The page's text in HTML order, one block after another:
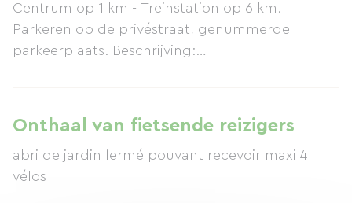
Centrum op 1 km - Treinstation op 6 km.
Parkeren op de privéstraat, genummerde
parkeerplaats. Beschrijving:
kitchenette, toilet. - Eerste verdieping: Badkamer
met bad/douche. Slaapkamer 1: 1
tweepersoonsbed, matras- en
kussenbeschermers, dekbed. Slaapkamer 2: 2
Onthaal van fietsende reizigers
abri de jardin fermé pouvant recevoir maxi 4
vélos